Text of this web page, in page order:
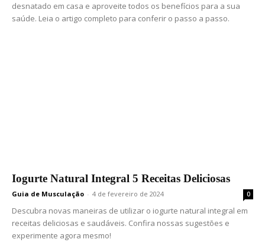
desnatado em casa e aproveite todos os benefícios para a sua
saúde. Leia o artigo completo para conferir o passo a passo.
Iogurte Natural Integral 5 Receitas Deliciosas
Guia de Musculação - 4 de fevereiro de 2024 0
Descubra novas maneiras de utilizar o iogurte natural integral em
receitas deliciosas e saudáveis. Confira nossas sugestões e
experimente agora mesmo!